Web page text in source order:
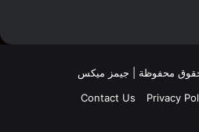
Privacy
Contact Us